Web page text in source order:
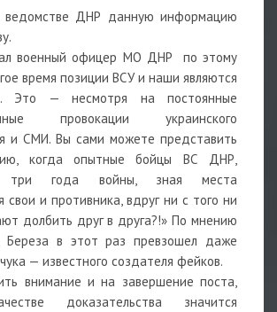
ведомстве ДНР данную информацию
военный офицер МО ДНР по этому
время позиции ВСУ и наши являются
Это — несмотря на постоянные
провокации украинского
и СМИ. Вы сами можете представить
когда опытные бойцы ВС ДНР,
три года войны, зная места
свои и противника, вдруг ни с того ни
долбить друг в друга?!» По мнению
Береза в этот раз превзошел даже
— известного создателя фейков.
внимание и на завершение поста,
доказательства значится